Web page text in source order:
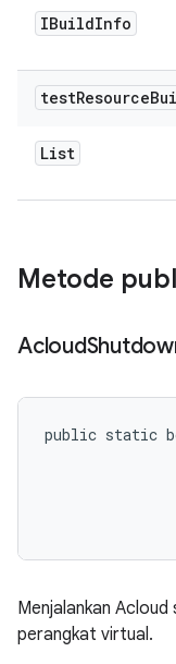
IBuildInfo
testResource
List
Metode
Acloud
public static
Menjalankan
perangkat virtual.